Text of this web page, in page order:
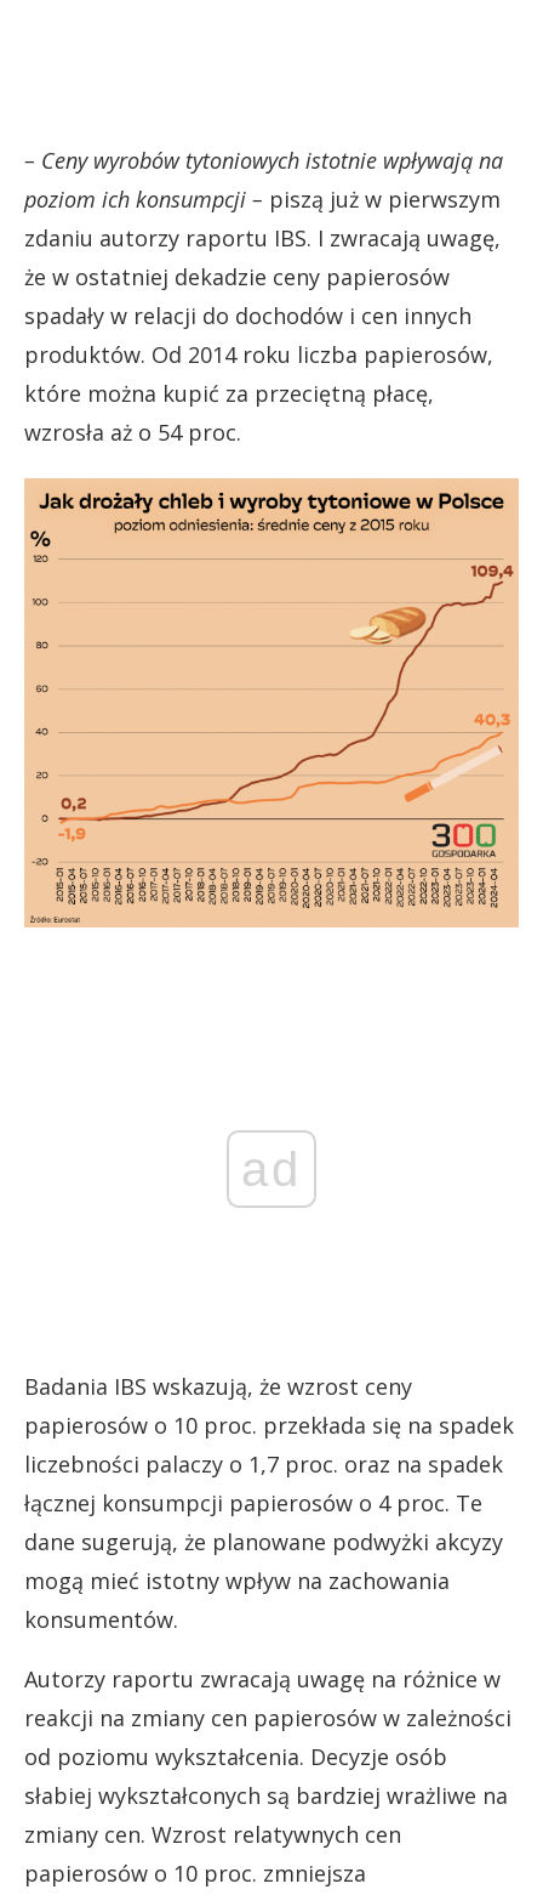
– Ceny wyrobów tytoniowych istotnie wpływają na
poziom ich konsumpcji – piszą już w pierwszym
zdaniu autorzy raportu IBS. I zwracają uwagę,
że w ostatniej dekadzie ceny papierosów
spadały w relacji do dochodów i cen innych
produktów. Od 2014 roku liczba papierosów,
które można kupić za przeciętną płacę,
wzrosła aż o 54 proc.
ad
Badania IBS wskazują, że wzrost ceny
papierosów o 10 proc. przekłada się na spadek
liczebności palaczy o 1,7 proc. oraz na spadek
łącznej konsumpcji papierosów o 4 proc. Te
dane sugerują, że planowane podwyżki akcyzy
mogą mieć istotny wpływ na zachowania
konsumentów.
Autorzy raportu zwracają uwagę na różnice w
reakcji na zmiany cen papierosów w zależności
od poziomu wykształcenia. Decyzje osób
słabiej wykształconych są bardziej wrażliwe na
zmiany cen. Wzrost relatywnych cen
papierosów o 10 proc. zmniejsza